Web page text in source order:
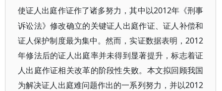
使证人出庭作证作了诸多努力，其中以2012年《刑事
诉讼法》修改确立的关键证人出庭作证、证人补偿和
证人保护制度最为集中。然而，实证数据表明，2012
年修法后的证人出庭率并未得到显著提升，标志着证
人出庭作证相关改革的阶段性失败。本文拟回顾我国
为解决证人出庭难问题作出的一系列努力，并以2012